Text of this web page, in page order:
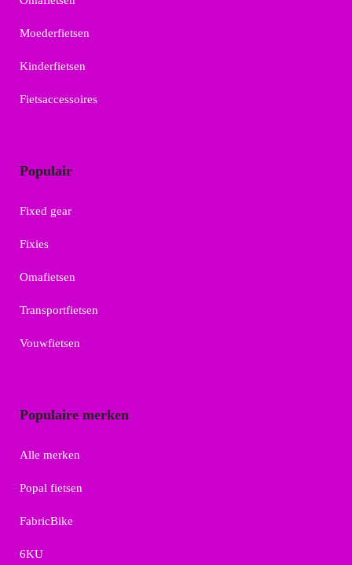
Moederfietsen
Kinderfietsen
Fietsaccessoires
Populair
Fixed gear
Fixies
Omafietsen
Transportfietsen
Vouwfietsen
Populaire merken
Alle merken
Popal fietsen
FabricBike
6KU